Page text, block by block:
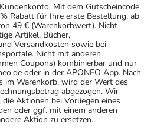
Mit dem Gutscheincode
Rabatt für Ihre erste Bestellung, ab
49 € (Warenkorbwert). Nicht
Artikel, Bücher,
Versandkosten sowie bei
Nicht mit anderen
Coupons) kombinierbar und nur
oder in der APONEO App. Nach
im Warenkorb, wird der Wert des
abgezogen. Wir
Aktionen bei Vorliegen eines
oder ggf. mit einem anderen
Aktion zu ersetzen.